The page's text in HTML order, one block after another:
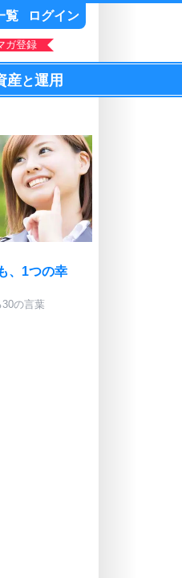
覧 ログイン
ガ登録
産と運用
、1つの幸
の言葉